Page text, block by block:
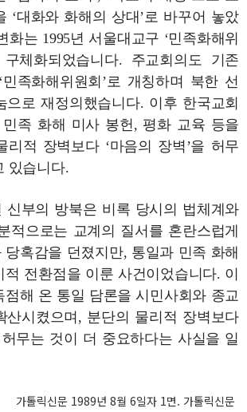
‘대화와 화해의 상대’로 바꾸어 놓았
화는 1995년 서울대교구 ‘민족화해위
체화되었습니다. 주교회의도 기존
민족화해위원회’로 개칭하며 북한 선
으로 재정의했습니다. 이후 한국교회
족 화해 미사 봉헌, 평화 교육 등을
리적 장벽보다 ‘마음의 장벽’을 허무
있습니다.
신부의 방북은 비록 당시의 법체계와
적으로는 교계의 질서를 혼란스럽게
당혹감을 던졌지만, 통일과 민족 화해
전환점을 이룬 사건이었습니다. 이
점해 온 통일 담론을 시민사회와 종교
산시켰으며, 분단의 물리적 장벽보다
허무는 것이 더 중요하다는 사실을 일
가톨릭신문 1989년 8월 6일자 1면. 가톨릭신문